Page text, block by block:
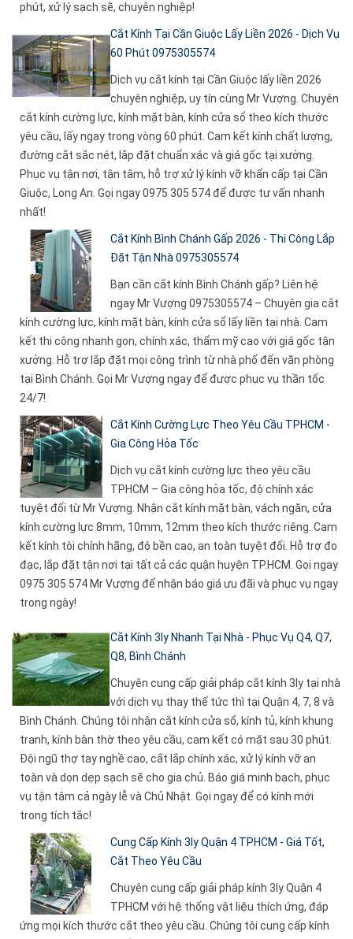
phút, xử lý sạch sẽ, chuyên nghiệp!
Cắt Kính Tại Cần Giuộc Lấy Liền 2026 - Dịch Vụ
60 Phút 0975305574
Dịch vụ cắt kính tại Cần Giuộc lấy liền 2026
chuyên nghiệp, uy tín cùng Mr Vượng. Chuyên
cắt kính cường lực, kính mặt bàn, kính cửa sổ theo kích thước
yêu cầu, lấy ngay trong vòng 60 phút. Cam kết kính chất lượng,
đường cắt sắc nét, lắp đặt chuẩn xác và giá gốc tại xưởng.
Phục vụ tận nơi, tận tâm, hỗ trợ xử lý kính vỡ khẩn cấp tại Cần
Giuộc, Long An. Gọi ngay 0975 305 574 để được tư vấn nhanh
nhất!
Cắt Kính Bình Chánh Gấp 2026 - Thi Công Lắp
Đặt Tận Nhà 0975305574
Bạn cần cắt kính Bình Chánh gấp? Liên hệ
ngay Mr Vượng 0975305574 – Chuyên gia cắt
kính cường lực, kính mặt bàn, kính cửa sổ lấy liền tại nhà. Cam
kết thi công nhanh gọn, chính xác, thẩm mỹ cao với giá gốc tận
xưởng. Hỗ trợ lắp đặt mọi công trình từ nhà phố đến văn phòng
tại Bình Chánh. Gọi Mr Vượng ngay để được phục vụ thần tốc
24/7!
Cắt Kính Cường Lực Theo Yêu Cầu TPHCM -
Gia Công Hỏa Tốc
Dịch vụ cắt kính cường lực theo yêu cầu
TPHCM – Gia công hỏa tốc, độ chính xác
tuyệt đối từ Mr Vượng. Nhận cắt kính mặt bàn, vách ngăn, cửa
kính cường lực 8mm, 10mm, 12mm theo kích thước riêng. Cam
kết kính tôi chính hãng, độ bền cao, an toàn tuyệt đối. Hỗ trợ đo
đạc, lắp đặt tận nơi tại tất cả các quận huyện TP.HCM. Gọi ngay
0975 305 574 Mr Vượng để nhận báo giá ưu đãi và phục vụ ngay
trong ngày!
Cắt Kính 3ly Nhanh Tại Nhà - Phục Vụ Q4, Q7,
Q8, Bình Chánh
Chuyên cung cấp giải pháp cắt kính 3ly tại nhà
với dịch vụ thay thế tức thì tại Quận 4, 7, 8 và
Bình Chánh. Chúng tôi nhận cắt kính cửa sổ, kính tủ, kính khung
tranh, kính bàn thờ theo yêu cầu, cam kết có mặt sau 30 phút.
Đội ngũ thợ tay nghề cao, cắt lắp chính xác, xử lý kính vỡ an
toàn và dọn dẹp sạch sẽ cho gia chủ. Báo giá minh bạch, phục
vụ tận tâm cả ngày lễ và Chủ Nhật. Gọi ngay để có kính mới
trong tích tắc!
Cung Cấp Kính 3ly Quận 4 TPHCM - Giá Tốt,
Cắt Theo Yêu Cầu
Chuyên cung cấp giải pháp kính 3ly Quận 4
TPHCM với hệ thống vật liệu thích ứng, đáp
ứng mọi kích thước cắt theo yêu cầu. Chúng tôi cung cấp kính